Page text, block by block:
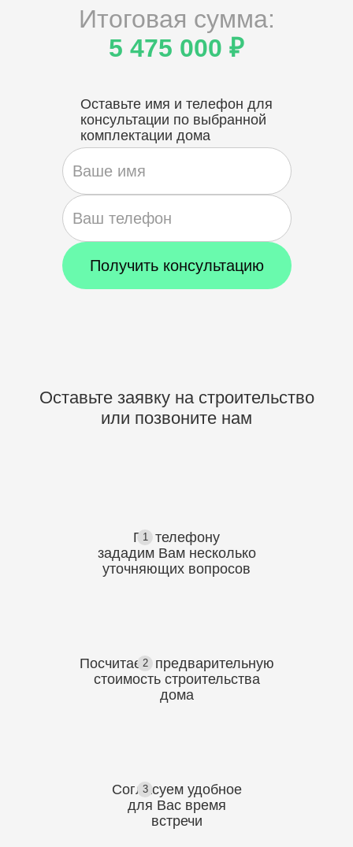
Итоговая сумма:
5 475 000 ₽
Оставьте имя и телефон для
консультации по выбранной
комплектации дома
Оставьте заявку на строительство
или позвоните нам
1
По телефону
зададим Вам несколько
уточняющих вопросов
2
Посчитаем предварительную
стоимость строительства
дома
3
Согласуем удобное
для Вас время
встречи